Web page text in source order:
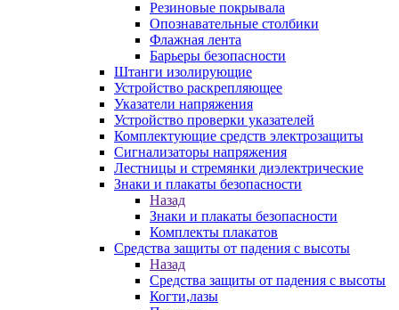
Резиновые покрывала
Опознавательные столбики
Флажная лента
Барьеры безопасности
Штанги изолирующие
Устройство раскрепляющее
Указатели напряжения
Устройство проверки указателей
Комплектующие средств электрозащиты
Сигнализаторы напряжения
Лестницы и стремянки диэлектрические
Знаки и плакаты безопасности
Назад
Знаки и плакаты безопасности
Комплекты плакатов
Средства защиты от падения с высоты
Назад
Средства защиты от падения с высоты
Когти,лазы